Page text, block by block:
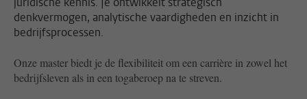
denkvermogen, analytische vaardigheden en inzicht in
bedrijfsprocessen.
Onze master biedt je de flexibiliteit om een carrière in zowel het
bedrijfsleven als in een togaberoep na te streven.